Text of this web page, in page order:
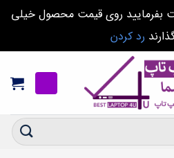
بفرمایید روی قیمت محصول خیلی
رد کردن